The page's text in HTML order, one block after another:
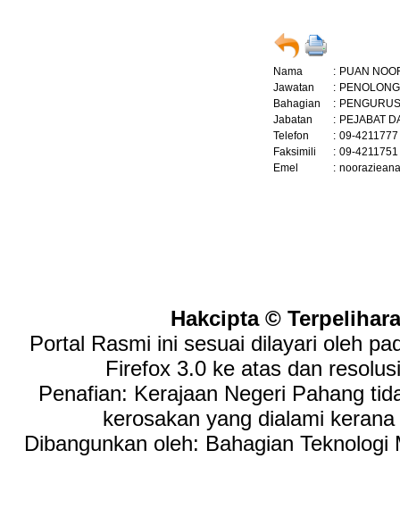
Nama : PUAN
Jawatan
:
Bahagian
:
Jabatan
: PEJABAT
Telefon
: 09-4211777
Faksimili
: 09-4211751
Emel
:
Hakcipta ©
Portal Rasmi ini sesuai dilayari oleh
Firefox 3.0 ke atas dan
Penafian: Kerajaan Negeri Pahang
kerosakan yang dialami
Dibangunkan oleh: Bahagian